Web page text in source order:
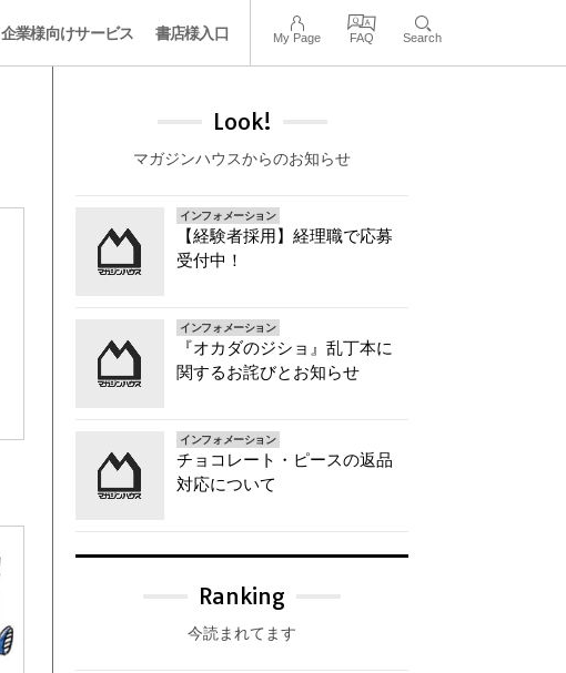
企業様向けサービス 書店様入口 My Page FAQ Search
Look!
マガジンハウスからのお知らせ
インフォメーション
【経験者採用】経理職で応募
受付中！
インフォメーション
『オカダのジショ』乱丁本に
関するお詫びとお知らせ
インフォメーション
チョコレート・ピースの返品
対応について
Ranking
今読まれてます